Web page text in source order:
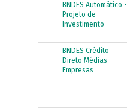
BNDES Automático -
Projeto de
Investimento
BNDES Crédito
Direto Médias
Empresas